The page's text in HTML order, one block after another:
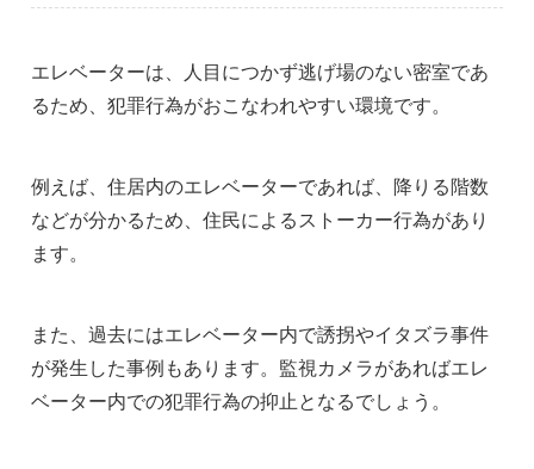
エレベーターは、人目につかず逃げ場のない密室であ
るため、犯罪行為がおこなわれやすい環境です。
例えば、住居内のエレベーターであれば、降りる階数
などが分かるため、住民によるストーカー行為があり
ます。
また、過去にはエレベーター内で誘拐やイタズラ事件
が発生した事例もあります。監視カメラがあればエレ
ベーター内での犯罪行為の抑止となるでしょう。